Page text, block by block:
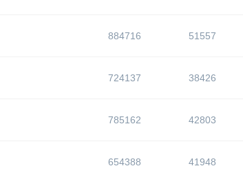
884716 51557
724137 38426
785162 42803
654388 41948